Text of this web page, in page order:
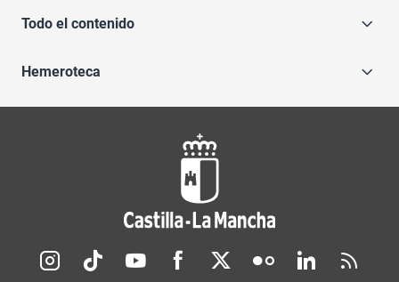
Todo el contenido
Hemeroteca
Redes sociales JCCM